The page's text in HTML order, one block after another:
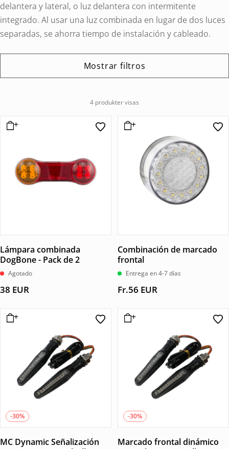
delantera y lateral, o luz delantera con intermitente
integrado. Al usar una luz combinada en lugar de dos luces
separadas, se ahorra tiempo de instalación y cableado.
Mostrar filtros
4 produkter visas
Lámpara combinada
DogBone - Pack de 2
Agotado
38 EUR
Combinación de marcado
frontal
Entrega en 4-7 días
Fr.56 EUR
-30%
MC Dynamic Señalización
-30%
Marcado frontal dinámico